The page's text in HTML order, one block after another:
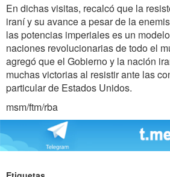
En dichas visitas, recalcó que la
iraní y su avance a pesar de la
las potencias imperiales es un
naciones revolucionarias de todo el
agregó que el Gobierno y la nación
muchas victorias al resistir ante las
particular de Estados Unidos.
msm/ftm/rba